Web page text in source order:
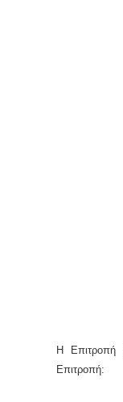
Η Επιτροπή
Επιτροπή: